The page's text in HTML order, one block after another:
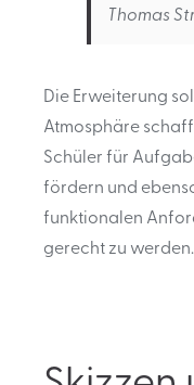
Thomas
Die Erweiterung
Atmosphäre
Schüler für
fördern und
funktionalen
gerecht zu werden.